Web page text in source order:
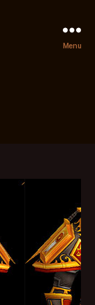
Menu